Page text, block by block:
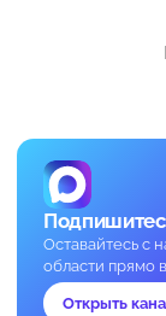
Оставайтесь с
области прямо
Открыть